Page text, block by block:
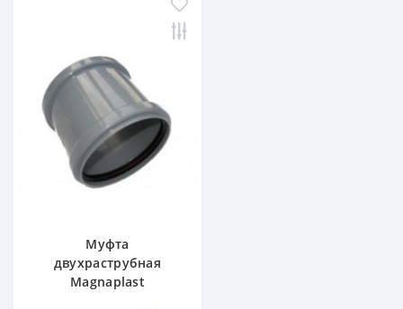
Муфта
двухраструбная
Magnaplast